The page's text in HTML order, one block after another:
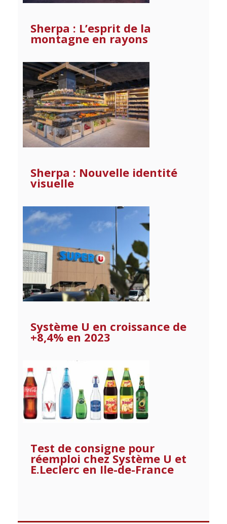
Sherpa : L’esprit de la
montagne en rayons
Sherpa : Nouvelle identité
visuelle
Système U en croissance de
+8,4% en 2023
Test de consigne pour
réemploi chez Système U et
E.Leclerc en Ile-de-France